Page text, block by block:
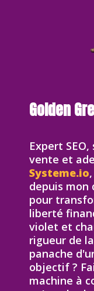
Golden
Expert
vente et
Systeme.io
depuis mon
pour
liberté
violet et
rigueur de
panache
objectif ?
machine à